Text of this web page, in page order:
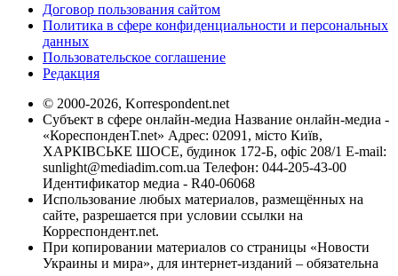
Договор пользования сайтом
Политика в сфере конфиденциальности и персональных
данных
Пользовательское соглашение
Редакция
© 2000-2026, Korrespondent.net
Субъект в сфере онлайн-медиа Название онлайн-медиа -
«КореспонденТ.net» Адрес: 02091, місто Київ,
ХАРКІВСЬКЕ ШОСЕ, будинок 172-Б, офіс 208/1 E-mail:
sunlight@mediadim.com.ua Телефон: 044-205-43-00
Идентификатор медиа - R40-06068
Использование любых материалов, размещённых на
сайте, разрешается при условии ссылки на
Корреспондент.net.
При копировании материалов со страницы «Новости
Украины и мира», для интернет-изданий – обязательна